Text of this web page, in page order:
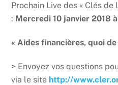
Prochain Live des « Clés de
: Mercredi 10 janvier 2018
« Aides financières, quoi
> Envoyez vos questions
via le site http://